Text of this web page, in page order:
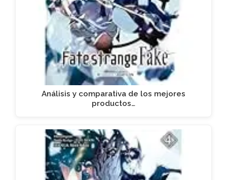
Análisis y comparativa de los mejores
productos…